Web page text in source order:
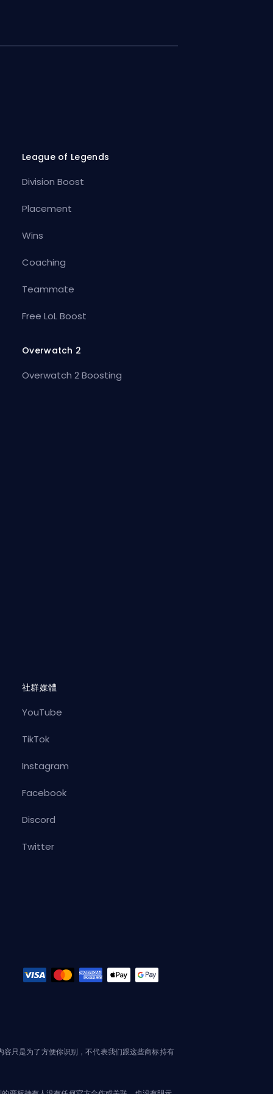
League of Legends
Division Boost
Placement
Wins
Coaching
Teammate
Free LoL Boost
Overwatch 2
Overwatch 2 Boosting
社群媒體
YouTube
TikTok
Instagram
Facebook
Discord
Twitter
只是为了方便你识别，不代表我们跟这些商标持有